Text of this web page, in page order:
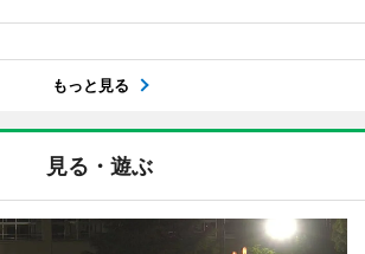
もっと見る
見る・遊ぶ